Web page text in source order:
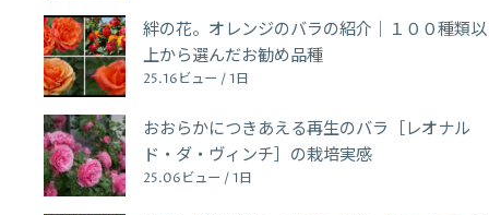
絆の花。オレンジのバラの紹介｜１００種類以
上から選んだお勧め品種
25.16ビュー / 1日
おおらかにつきあえる再生のバラ［レオナル
ド・ダ・ヴィンチ］の栽培実感
25.06ビュー / 1日